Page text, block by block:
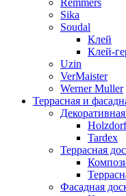
Sika
Soudal
Клей
Клей-
Uzin
VerMaister
Werner Muller
Террасная и
Holzdorf
Tardex
Террасная
Фасадная